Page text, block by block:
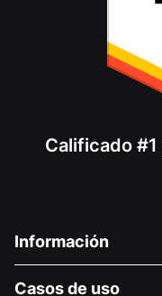
Calificado
Información
Casos de uso